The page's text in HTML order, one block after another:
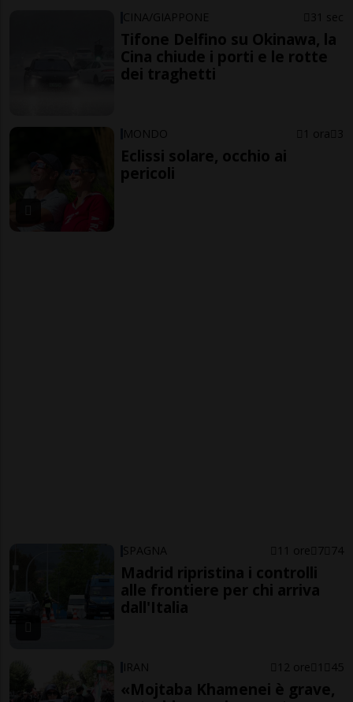
CINA/GIAPPONE 31 sec
Tifone Delfino su Okinawa, la
Cina chiude i porti e le rotte
dei traghetti
MONDO 1 ora 3
Eclissi solare, occhio ai
pericoli
SPAGNA 11 ore 7 74
Madrid ripristina i controlli
alle frontiere per chi arriva
dall'Italia
IRAN 12 ore 1 45
«Mojtaba Khamenei è grave,